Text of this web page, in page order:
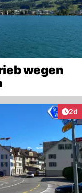
wegen
2d